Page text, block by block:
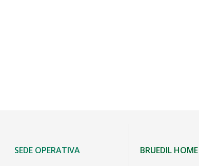
SEDE OPERATIVA BRUEDIL HOME